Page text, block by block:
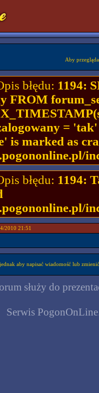
Aby
błędu: 1194:
FROM
=
is marked as
błędu: 1194:
2010 21:51
aby napisać wiadomość lub
służy do
Serwis